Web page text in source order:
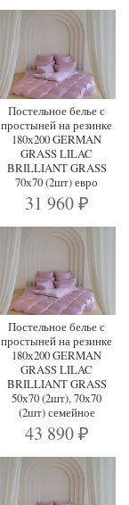
Постельное белье с
простыней на резинке
180х200 GERMAN
GRASS LILAC
BRILLIANT GRASS
70х70 (2шт) евро
31 960 ₽
Постельное белье с
простыней на резинке
180х200 GERMAN
GRASS LILAC
BRILLIANT GRASS
50х70 (2шт), 70х70
(2шт) семейное
43 890 ₽